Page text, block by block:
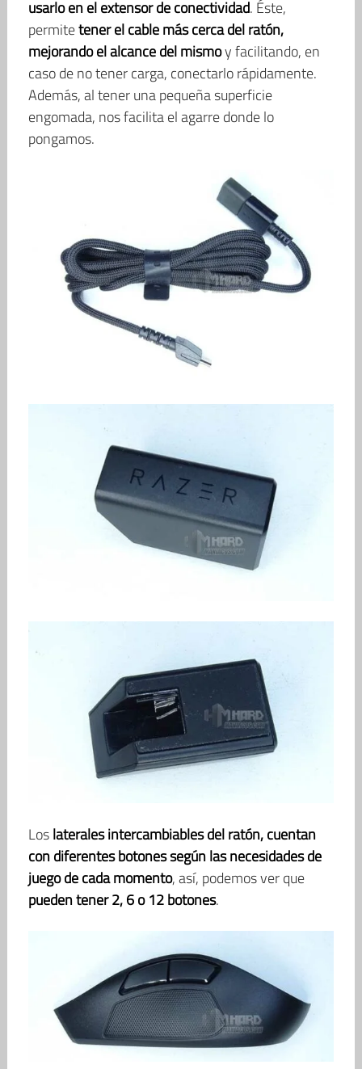
usarlo en el extensor de conectividad. Éste,
permitetener el cable más cerca del ratón,
mejorando el alcance del mismoy facilitando, en
caso de no tener carga, conectarlo rápidamente.
Además, al tener una pequeña superficie
engomada, nos facilita el agarre donde lo
pongamos.
Loslaterales intercambiables del ratón, cuentan
con diferentes botones según las necesidades de
juego de cada momento, así, podemos ver que
pueden tener 2, 6 o 12 botones.